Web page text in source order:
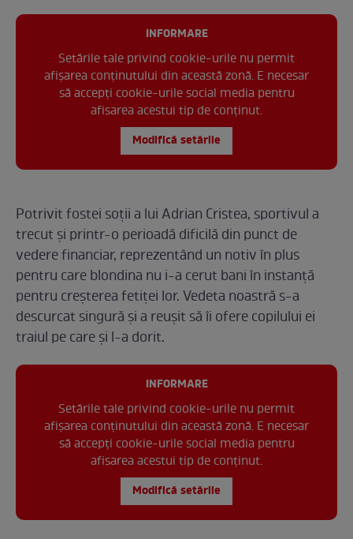
INFORMARE
Setările tale privind cookie-urile nu permit
afișarea conținutului din această zonă. E necesar
să accepți cookie-urile social media pentru
afisarea acestui tip de conținut.
Modifică setările
Potrivit fostei soții a lui Adrian Cristea, sportivul a
trecut și printr-o perioadă dificilă din punct de
vedere financiar, reprezentând un notiv în plus
pentru care blondina nu i-a cerut bani în instanță
pentru creșterea fetiței lor. Vedeta noastră s-a
descurcat singură și a reușit să îi ofere copilului ei
traiul pe care și l-a dorit.
INFORMARE
Setările tale privind cookie-urile nu permit
afișarea conținutului din această zonă. E necesar
să accepți cookie-urile social media pentru
afisarea acestui tip de conținut.
Modifică setările